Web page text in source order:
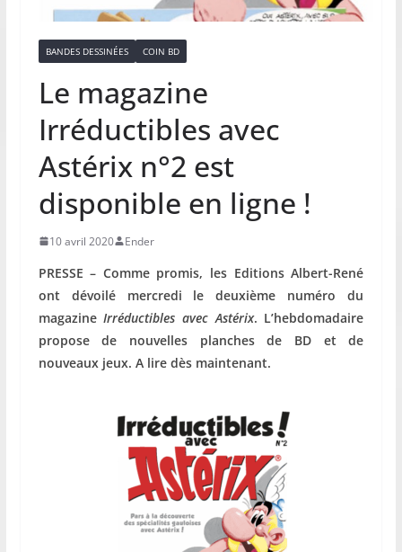
BANDES DESSINÉES COIN BD
Le magazine
Irréductibles avec
Astérix n°2 est
disponible en ligne !
10 avril 2020 Ender
PRESSE – Comme promis, les Editions Albert-René
ont dévoilé mercredi le deuxième numéro du
magazineIrréductibles avec Astérix. L’hebdomadaire
propose de nouvelles planches de BD et de
nouveaux jeux. A lire dès maintenant.